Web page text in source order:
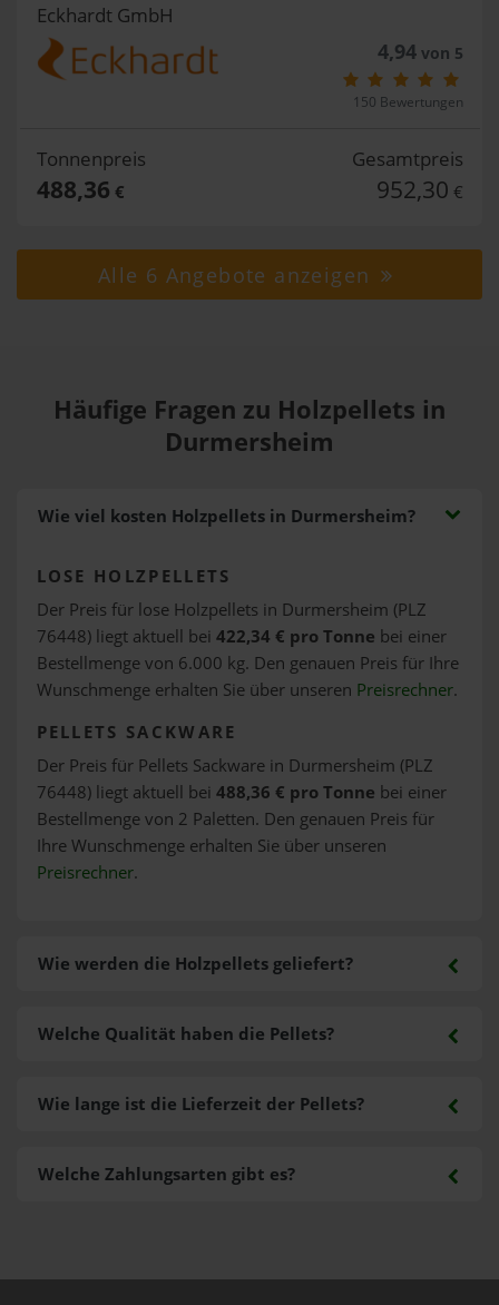
Eckhardt GmbH
4,94von 5
150 Bewertungen
Tonnenpreis
488,36 €
Gesamtpreis
952,30 €
Alle 6 Angebote anzeigen
Häufige Fragen zu Holzpellets in
Durmersheim
Wie viel kosten Holzpellets in Durmersheim?
LOSE HOLZPELLETS
Der Preis für lose Holzpellets in Durmersheim (PLZ
76448) liegt aktuell bei 422,34 € pro Tonne bei einer
Bestellmenge von 6.000 kg. Den genauen Preis für Ihre
Wunschmenge erhalten Sie über unseren Preisrechner.
PELLETS SACKWARE
Der Preis für Pellets Sackware in Durmersheim (PLZ
76448) liegt aktuell bei 488,36 € pro Tonne bei einer
Bestellmenge von 2 Paletten. Den genauen Preis für
Ihre Wunschmenge erhalten Sie über unseren
Preisrechner.
Wie werden die Holzpellets geliefert?
Welche Zahlungsarten gibt es?
Welche Qualität haben die Pellets?
Wie lange ist die Lieferzeit der Pellets?